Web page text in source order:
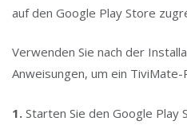
auf den Google Play Store
Verwenden Sie nach der
Anweisungen, um ein
1. Starten Sie den Google Play